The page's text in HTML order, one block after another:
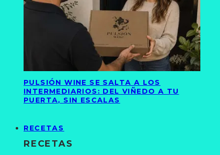
PULSIÓN WINE SE SALTA A LOS
INTERMEDIARIOS: DEL VIÑEDO A TU
PUERTA, SIN ESCALAS
RECETAS
RECETAS